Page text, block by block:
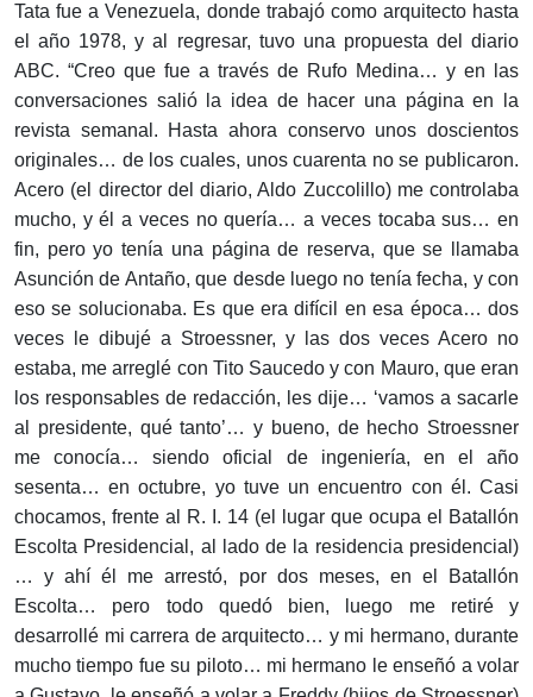
Tata fue a Venezuela, donde trabajó como arquitecto hasta
el año 1978, y al regresar, tuvo una propuesta del diario
ABC. “Creo que fue a través de Rufo Medina… y en las
conversaciones salió la idea de hacer una página en la
revista semanal. Hasta ahora conservo unos doscientos
originales… de los cuales, unos cuarenta no se publicaron.
Acero (el director del diario, Aldo Zuccolillo) me controlaba
mucho, y él a veces no quería… a veces tocaba sus… en
fin, pero yo tenía una página de reserva, que se llamaba
Asunción de Antaño, que desde luego no tenía fecha, y con
eso se solucionaba. Es que era difícil en esa época… dos
veces le dibujé a Stroessner, y las dos veces Acero no
estaba, me arreglé con Tito Saucedo y con Mauro, que eran
los responsables de redacción, les dije… ‘vamos a sacarle
al presidente, qué tanto’… y bueno, de hecho Stroessner
me conocía… siendo oficial de ingeniería, en el año
sesenta… en octubre, yo tuve un encuentro con él. Casi
chocamos, frente al R. I. 14 (el lugar que ocupa el Batallón
Escolta Presidencial, al lado de la residencia presidencial)
… y ahí él me arrestó, por dos meses, en el Batallón
Escolta… pero todo quedó bien, luego me retiré y
desarrollé mi carrera de arquitecto… y mi hermano, duran­te
mucho tiempo fue su piloto… mi hermano le enseñó a volar